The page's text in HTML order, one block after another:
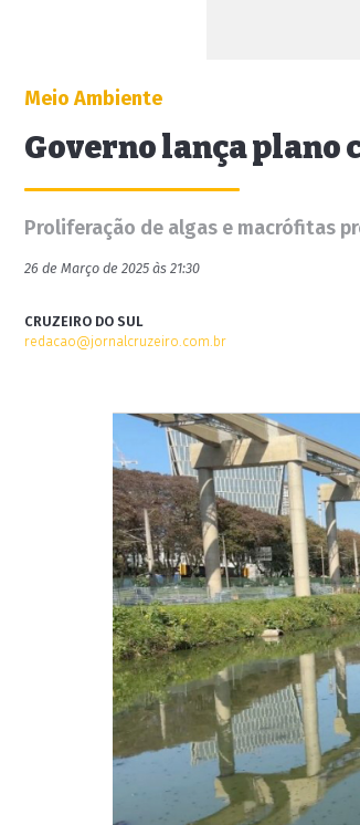
Meio Ambiente
Governo lança plano
Proliferação de algas e macrófitas
26 de Março de 2025 às 21:30
CRUZEIRO DO SUL
redacao@jornalcruzeiro.com.br